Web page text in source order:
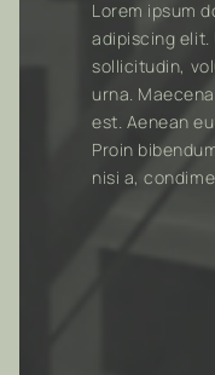
Lorem ipsum
adipiscing
sollicitudin,
urna.
est. Aenean
Proin
nisi a,